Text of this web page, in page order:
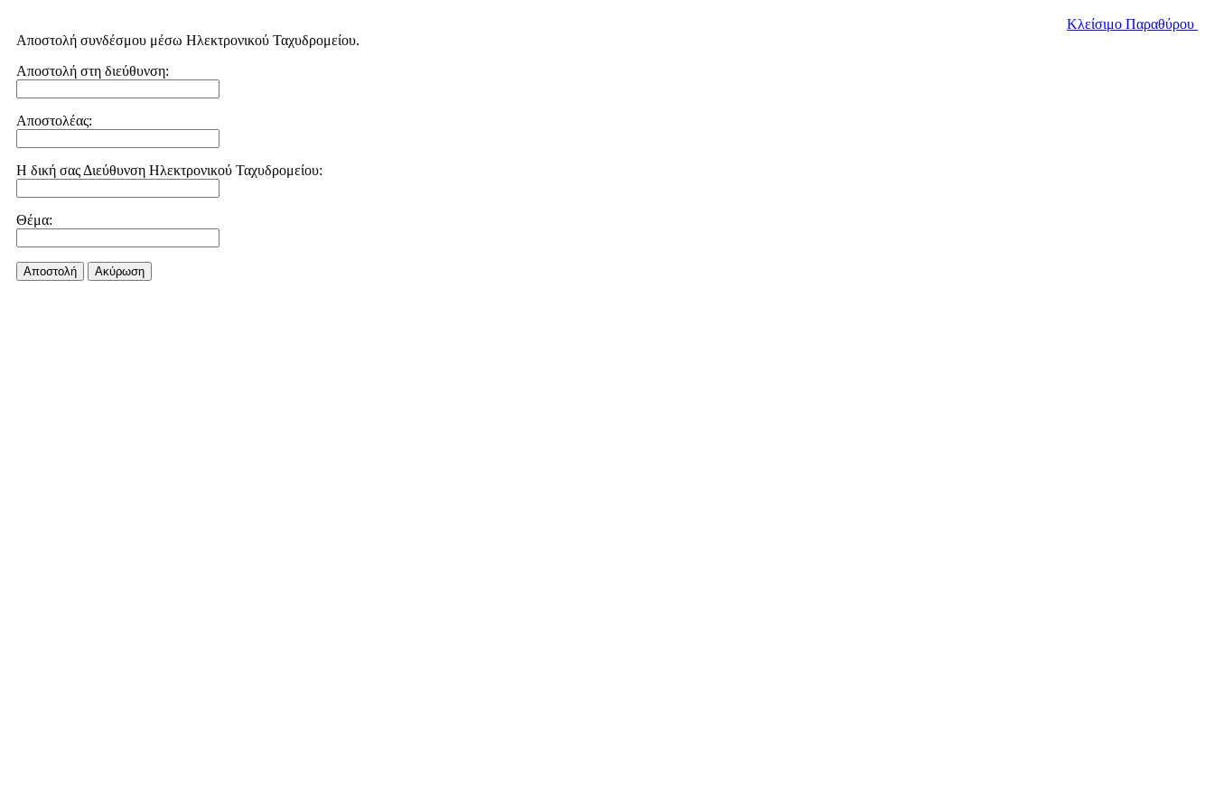
Κλείσιμο Παραθύρου
Αποστολή συνδέσμου μέσω Ηλεκτρονικού Ταχυδρομείου.
Αποστολή στη διεύθυνση:
Αποστολέας:
Η δική σας Διεύθυνση Ηλεκτρονικού Ταχυδρομείου:
Θέμα:
Αποστολή Aκύρωση